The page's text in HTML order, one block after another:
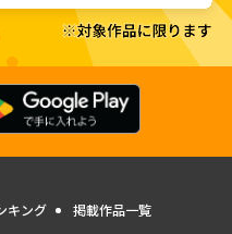
キング 掲載作品一覧